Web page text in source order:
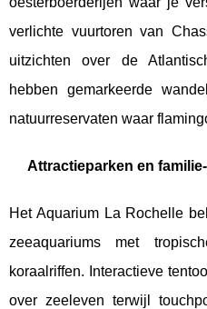
verlichte vuurtoren van
uitzichten over de
hebben gemarkeerde
natuurreservaten waar
Attractieparken en
Het Aquarium La Rochelle
zeeaquariums met
koraalriffen. Interactieve
over zeeleven terwijl